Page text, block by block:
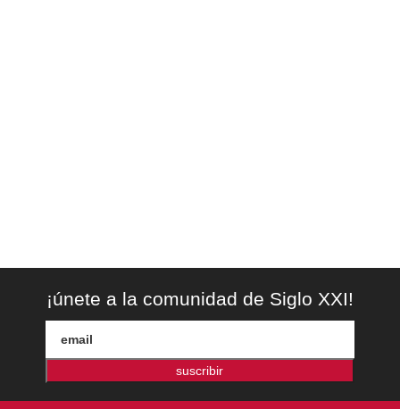
¡únete a la comunidad de Siglo XXI!
suscribir